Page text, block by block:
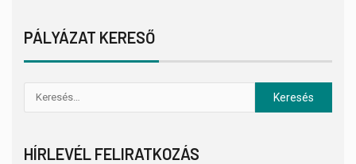
PÁLYÁZAT KERESŐ
HÍRLEVÉL FELIRATKOZÁS